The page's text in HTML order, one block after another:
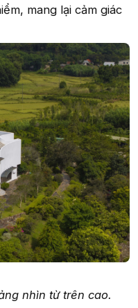
mang lại cảm giác
nhìn từ trên cao.